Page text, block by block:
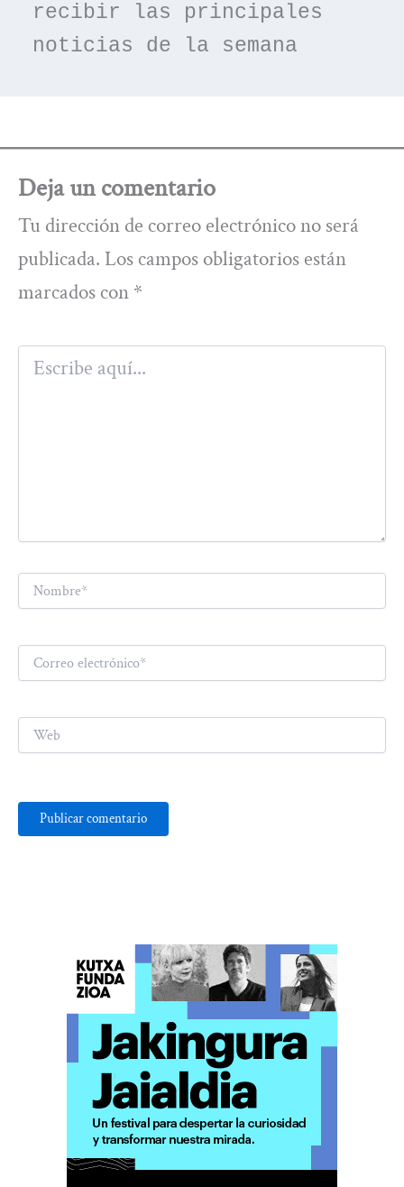
recibir las principales
noticias de la semana
Deja un comentario
Tu dirección de correo electrónico no será
publicada. Los campos obligatorios están
marcados con *
Escribe
aquí...
Nombre*
Correo
electrónico*
Web